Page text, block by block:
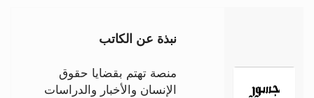
نبذة عن الكاتب
منصة تهتم بقضايا حقوق
الإنسان والأخبار والدراسات